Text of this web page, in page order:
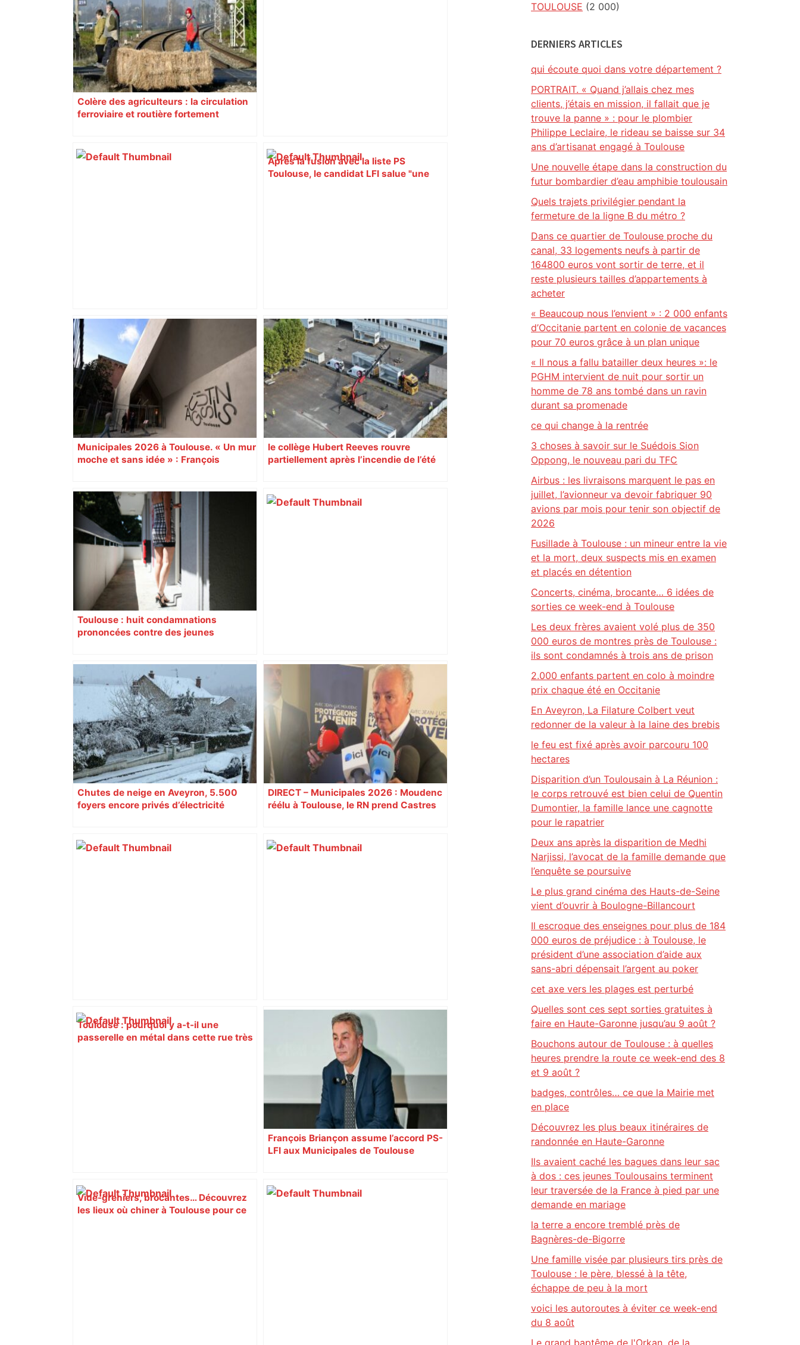
Colère des agriculteurs : la circulation
ferroviaire et routière fortement
Après la fusion avec la liste PS
Toulouse, le candidat LFI salue "une
ENTRETIEN. Municipales 2026 à
Toulouse : sous le feu des critiques,
Briançon assume son alliance avec
Piquemal, "ce n’est pas un accord de
postes" – ladepeche.fr
Bilan du marché du logement neuf :
une lueur d'espoir pour l'immobilier à
Toulouse ? – Actu.fr
Municipales 2026 à Toulouse. « Un mur
moche et sans idée » : François
Augustins
le collège Hubert Reeves rouvre
partiellement après l’incendie de l’été
Toulouse : huit condamnations
prononcées contre des jeunes
Vous pensiez que c’était comme une
voiture ? La vérité sur les avions qui
reculent – ici.fr
Chutes de neige en Aveyron, 5.500
foyers encore privés d’électricité
DIRECT – Municipales 2026 : Moudenc
réélu à Toulouse, le RN prend Castres
Toulouse : pourquoi y a-t-il une
passerelle en métal dans cette rue très
Toulouse. Ce chantier génère
d'importantes perturbations aux
abords de la gare : pourquoi la galère
va durer – Actu.fr
Vide-greniers, brocantes… Découvrez
les lieux où chiner à Toulouse pour ce
François Briançon assume l’accord PS-
LFI aux Municipales de Toulouse
TOULOUSE (2 000)
DERNIERS ARTICLES
qui écoute quoi dans votre département ?
PORTRAIT. « Quand j’allais chez mes
clients, j’étais en mission, il fallait que je
trouve la panne » : pour le plombier
Philippe Leclaire, le rideau se baisse sur 34
ans d’artisanat engagé à Toulouse
Une nouvelle étape dans la construction du
futur bombardier d’eau amphibie toulousain
Quels trajets privilégier pendant la
fermeture de la ligne B du métro ?
Dans ce quartier de Toulouse proche du
canal, 33 logements neufs à partir de
164800 euros vont sortir de terre, et il
reste plusieurs tailles d’appartements à
acheter
« Beaucoup nous l’envient » : 2 000 enfants
d’Occitanie partent en colonie de vacances
pour 70 euros grâce à un plan unique
« Il nous a fallu batailler deux heures »: le
PGHM intervient de nuit pour sortir un
homme de 78 ans tombé dans un ravin
durant sa promenade
ce qui change à la rentrée
3 choses à savoir sur le Suédois Sion
Oppong, le nouveau pari du TFC
Airbus : les livraisons marquent le pas en
juillet, l’avionneur va devoir fabriquer 90
avions par mois pour tenir son objectif de
2026
Fusillade à Toulouse : un mineur entre la vie
et la mort, deux suspects mis en examen
et placés en détention
Concerts, cinéma, brocante… 6 idées de
sorties ce week-end à Toulouse
Les deux frères avaient volé plus de 350
000 euros de montres près de Toulouse :
ils sont condamnés à trois ans de prison
2.000 enfants partent en colo à moindre
prix chaque été en Occitanie
En Aveyron, La Filature Colbert veut
redonner de la valeur à la laine des brebis
le feu est fixé après avoir parcouru 100
hectares
Disparition d’un Toulousain à La Réunion :
le corps retrouvé est bien celui de Quentin
Dumontier, la famille lance une cagnotte
pour le rapatrier
Deux ans après la disparition de Medhi
Narjissi, l’avocat de la famille demande que
l’enquête se poursuive
Le plus grand cinéma des Hauts-de-Seine
vient d’ouvrir à Boulogne-Billancourt
Il escroque des enseignes pour plus de 184
000 euros de préjudice : à Toulouse, le
président d’une association d’aide aux
sans-abri dépensait l’argent au poker
cet axe vers les plages est perturbé
Quelles sont ces sept sorties gratuites à
faire en Haute-Garonne jusqu’au 9 août ?
Bouchons autour de Toulouse : à quelles
heures prendre la route ce week-end des 8
et 9 août ?
badges, contrôles… ce que la Mairie met
en place
Découvrez les plus beaux itinéraires de
randonnée en Haute-Garonne
Ils avaient caché les bagues dans leur sac
à dos : ces jeunes Toulousains terminent
leur traversée de la France à pied par une
demande en mariage
la terre a encore tremblé près de
Bagnères-de-Bigorre
Une famille visée par plusieurs tirs près de
Toulouse : le père, blessé à la tête,
échappe de peu à la mort
voici les autoroutes à éviter ce week-end
du 8 août
Le grand baptême de l'Orkan, de la